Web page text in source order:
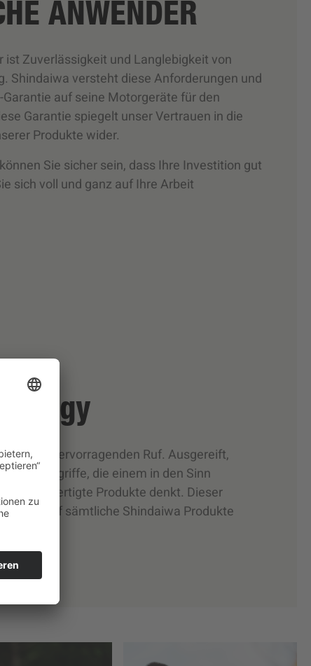
ANWENDER
ist Zuverlässigkeit und Langlebigkeit von
Shindaiwa versteht diese Anforderungen und
auf seine Motorgeräte für den
Garantie spiegelt unser Vertrauen in die
Produkte wider.
Sie sicher sein, dass Ihre Investition gut
sich voll und ganz auf Ihre Arbeit
einen hervorragenden Ruf. Ausgereift,
die Begriffe, die einem in den Sinn
gefertigte Produkte denkt. Dieser
auch auf sämtliche Shindaiwa Produkte